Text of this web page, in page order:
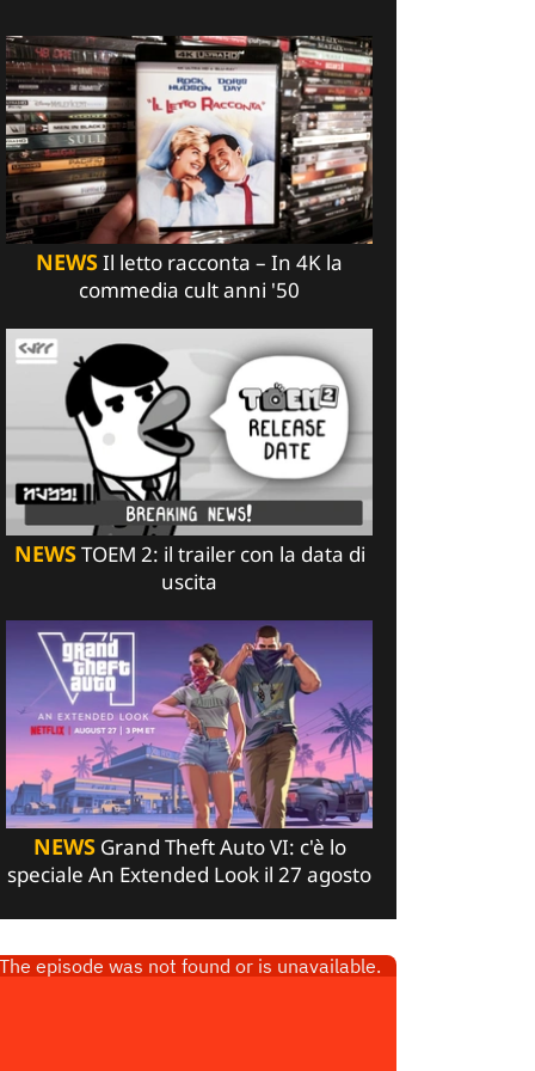
NEWSIl letto racconta – In 4K la
commedia cult anni '50
NEWSTOEM 2: il trailer con la data di
uscita
NEWSGrand Theft Auto VI: c'è lo
speciale An Extended Look il 27 agosto